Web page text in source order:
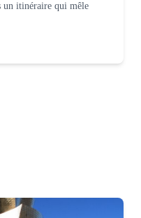
un itinéraire qui mêle